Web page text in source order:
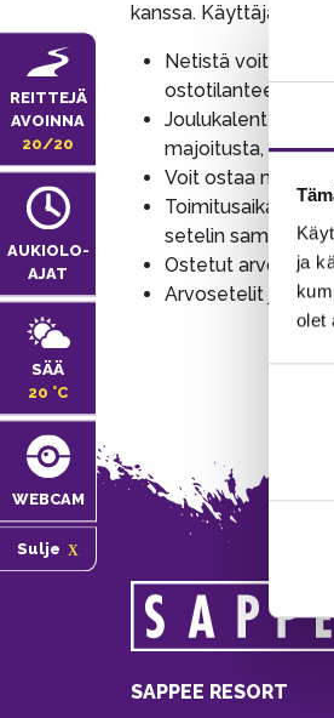
ja
olet
REITTEJÄ
AVOINNA
20/20
AUKIOLO­
AJAT
SÄÄ
20 °C
WEBCAM
Sulje
kanssa. Käyttäjän
Netistä voit ostaa
ostotilanteessa
Joulukalenterista
majoitusta,
Voit ostaa myös
Toimitusaika
setelin samalla
Ostetut
Arvosetelit ja
SAPPEE RESORT